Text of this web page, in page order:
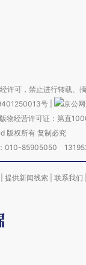
可，禁止进行转载、
号
京公
物经营许可证：第直
版权所有 复制必究
：010-85905050
提供新闻线索 联系我们